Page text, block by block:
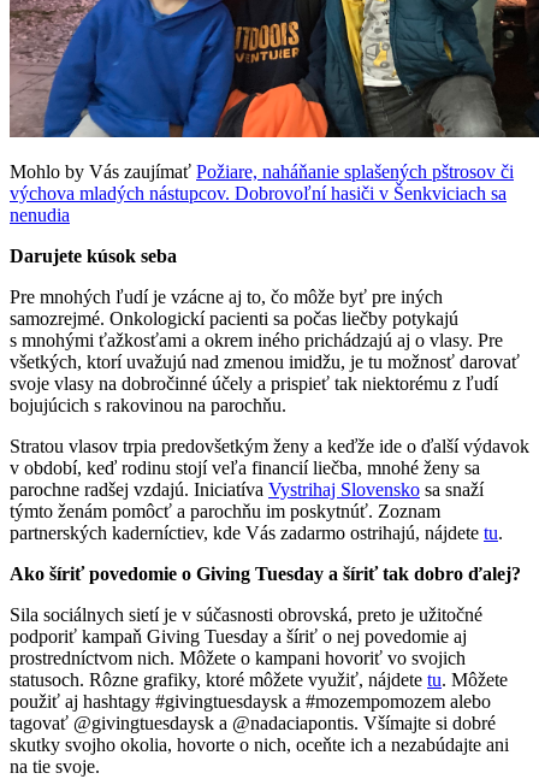
Mohlo by Vás zaujímať Požiare, naháňanie splašených pštrosov či
výchova mladých nástupcov. Dobrovoľní hasiči v Šenkviciach sa
nenudia
Darujete kúsok seba
Pre mnohých ľudí je vzácne aj to, čo môže byť pre iných
samozrejmé. Onkologickí pacienti sa počas liečby potykajú
s mnohými ťažkosťami a okrem iného prichádzajú aj o vlasy. Pre
všetkých, ktorí uvažujú nad zmenou imidžu, je tu možnosť darovať
svoje vlasy na dobročinné účely a prispieť tak niektorému z ľudí
bojujúcich s rakovinou na parochňu.
Stratou vlasov trpia predovšetkým ženy a keďže ide o ďalší výdavok
v období, keď rodinu stojí veľa financií liečba, mnohé ženy sa
parochne radšej vzdajú. Iniciatíva Vystrihaj Slovensko sa snaží
týmto ženám pomôcť a parochňu im poskytnúť. Zoznam
partnerských kaderníctiev, kde Vás zadarmo ostrihajú, nájdete tu.
Ako šíriť povedomie o Giving Tuesday a šíriť tak dobro ďalej?
Sila sociálnych sietí je v súčasnosti obrovská, preto je užitočné
podporiť kampaň Giving Tuesday a šíriť o nej povedomie aj
prostredníctvom nich. Môžete o kampani hovoriť vo svojich
statusoch. Rôzne grafiky, ktoré môžete využiť, nájdete tu. Môžete
použiť aj hashtagy #givingtuesdaysk a #mozempomozem alebo
tagovať @givingtuesdaysk a @nadaciapontis. Všímajte si dobré
skutky svojho okolia, hovorte o nich, oceňte ich a nezabúdajte ani
na tie svoje.